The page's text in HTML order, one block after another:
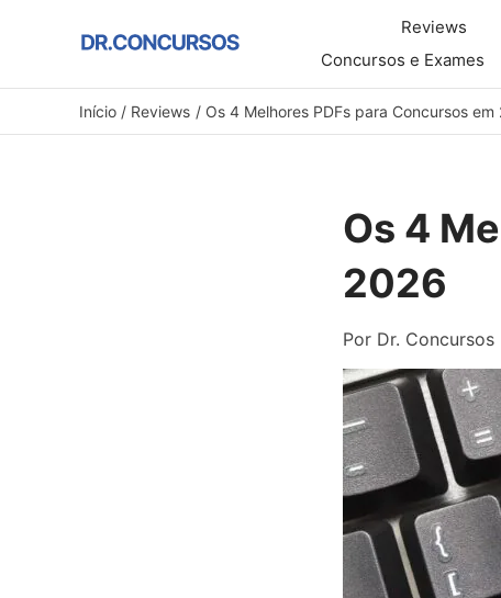
o
conteúdo
Reviews
Concursos e Exames
Início Reviews Os 4 Melhores PDFs para Concursos em
Os 4
2026
Por Dr. Concursos